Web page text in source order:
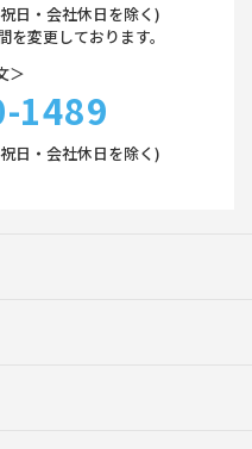
日・会社休日を除く)
変更しております。
＞
1489
日・会社休日を除く)